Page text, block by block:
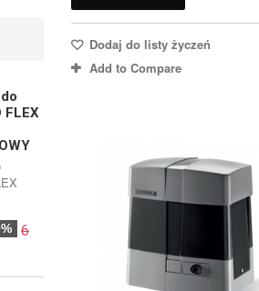
Dodaj do listy życzeń
Add to Compare
FLEX
6